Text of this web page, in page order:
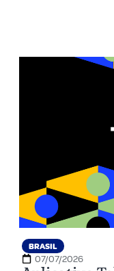
BRASIL
07/07/2026